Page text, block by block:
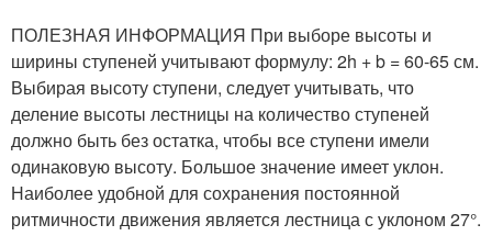
ПОЛЕЗНАЯ ИНФОРМАЦИЯ При выборе высоты и
ширины ступеней учитывают формулу: 2h + b = 60-65 см.
Выбирая высоту ступени, следует учитывать, что
деление высоты лестницы на количество ступеней
должно быть без остатка, чтобы все ступени имели
одинаковую высоту. Большое значение имеет уклон.
Наиболее удобной для сохранения постоянной
ритмичности движения является лестница с уклоном 27°.